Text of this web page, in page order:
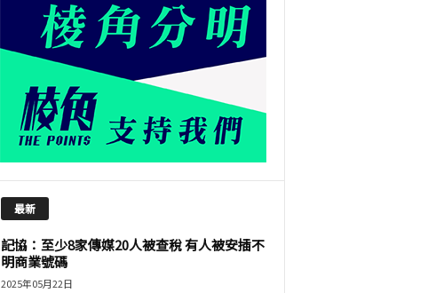
最新
記協：至少8家傳媒20人被查稅 有人被安插不
明商業號碼
2025年05月22日